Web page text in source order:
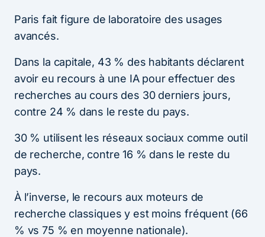
Paris fait figure de laboratoire des usages
avancés.
Dans la capitale, 43 % des habitants déclarent
avoir eu recours à une IA pour effectuer des
recherches au cours des 30 derniers jours,
contre 24 % dans le reste du pays.
30 % utilisent les réseaux sociaux comme outil
de recherche, contre 16 % dans le reste du
pays.
À l’inverse, le recours aux moteurs de
recherche classiques y est moins fréquent (66
% vs 75 % en moyenne nationale).